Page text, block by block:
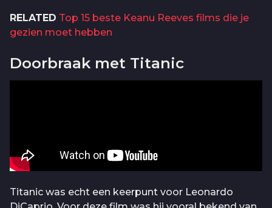
RELATED Top 15 beste Keanu Reeves films die je
gezien moet hebben
Doorbraak met Titanic
Titanic was echt een keerpunt voor Leonardo